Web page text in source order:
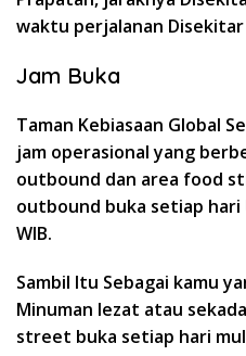
waktu perjalanan Disekitar
Jam Buka
Taman Kebiasaan Global
jam operasional yang
outbound dan area food
outbound buka setiap hari
WIB.
Sambil Itu Sebagai kamu
Minuman lezat atau
street buka setiap hari